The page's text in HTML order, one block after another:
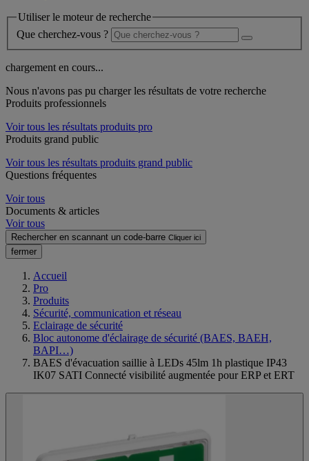
Utiliser le moteur de recherche
Que cherchez-vous ?
chargement en cours...
Nous n'avons pas pu charger les résultats de votre recherche
Produits professionnels
Voir tous les résultats produits pro
Produits grand public
Voir tous les résultats produits grand public
Questions fréquentes
Voir tous
Documents & articles
Voir tous
Rechercher en scannant un code-barre Cliquer ici
fermer
Accueil
Pro
Produits
Sécurité, communication et réseau
Eclairage de sécurité
Bloc autonome d'éclairage de sécurité (BAES, BAEH,
BAPI…)
BAES d'évacuation saillie à LEDs 45lm 1h plastique IP43
IK07 SATI Connecté visibilité augmentée pour ERP et ERT